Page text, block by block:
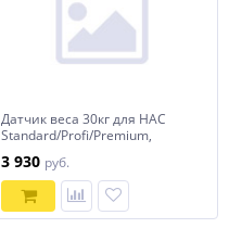
Датчик веса 30кг для HAC
Standard/Profi/Premium,
3 930 руб.